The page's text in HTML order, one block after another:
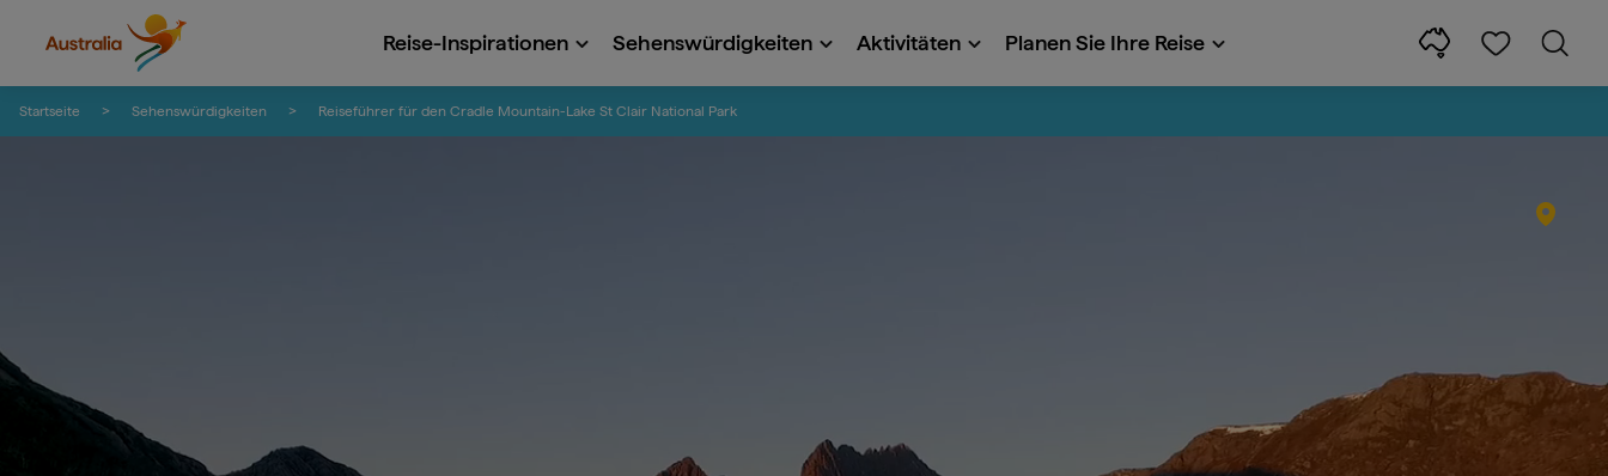
Reise-Inspirationen Sehenswürdigkeiten Aktivitäten Planen Sie Ihre Reise
Startseite Sehenswürdigkeiten Reiseführer für den Cradle Mountain-Lake St Clair National Park